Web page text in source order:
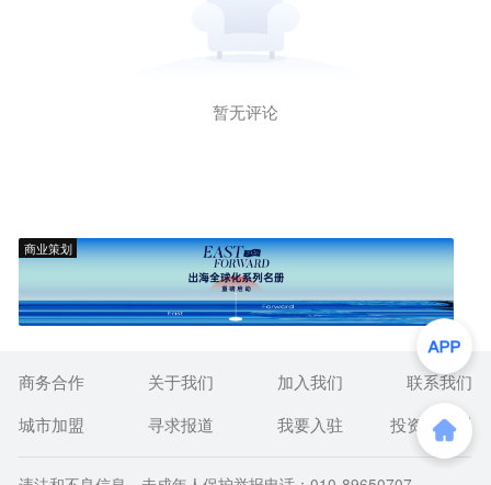
暂无评论
商业策划
商务合作 关于我们 加入我们
联系我们
城市加盟
寻求报道 我要入驻 投资者关系